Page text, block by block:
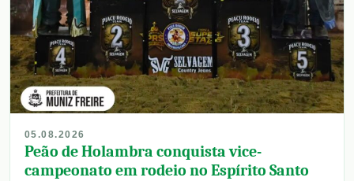
05.08.2026
Peão de Holambra conquista vice-
campeonato em rodeio no Espírito Santo